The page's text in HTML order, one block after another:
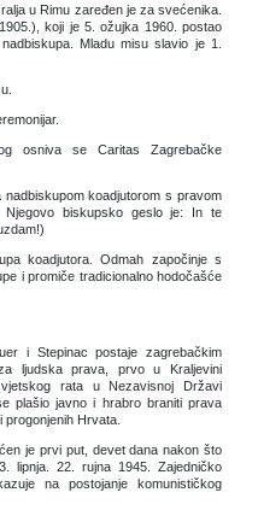
u Rimu zaređen je za svećenika.
koji je 5. ožujka 1960. postao
Mladu misu slavio je 1.
osniva se Caritas Zagrebačke
koadjutorom s pravom
Njegovo biskupsko geslo je: In te
koadjutora. Odmah započinje s
i promiče tradicionalno hodočašće
i Stepinac postaje zagrebačkim
ljudska prava, prvo u Kraljevini
rata u Nezavisnoj Državi
plašio javno i hrabro braniti prava
Hrvata.
je prvi put, devet dana nakon što
lipnja. 22. rujna 1945. Zajedničko
na postojanje komunističkog